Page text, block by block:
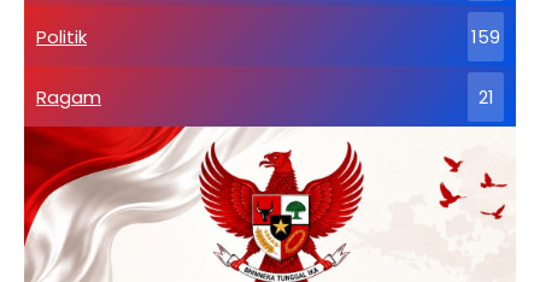
Politik 159
Ragam 21